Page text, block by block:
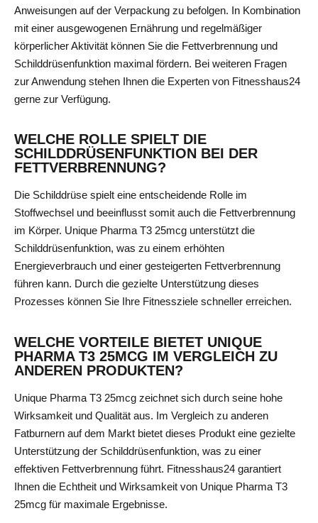
Anweisungen auf der Verpackung zu befolgen. In Kombination
mit einer ausgewogenen Ernährung und regelmäßiger
körperlicher Aktivität können Sie die Fettverbrennung und
Schilddrüsenfunktion maximal fördern. Bei weiteren Fragen
zur Anwendung stehen Ihnen die Experten von Fitnesshaus24
gerne zur Verfügung.
WELCHE ROLLE SPIELT DIE
SCHILDDRÜSENFUNKTION BEI DER
FETTVERBRENNUNG?
Die Schilddrüse spielt eine entscheidende Rolle im
Stoffwechsel und beeinflusst somit auch die Fettverbrennung
im Körper. Unique Pharma T3 25mcg unterstützt die
Schilddrüsenfunktion, was zu einem erhöhten
Energieverbrauch und einer gesteigerten Fettverbrennung
führen kann. Durch die gezielte Unterstützung dieses
Prozesses können Sie Ihre Fitnessziele schneller erreichen.
WELCHE VORTEILE BIETET UNIQUE
PHARMA T3 25MCG IM VERGLEICH ZU
ANDEREN PRODUKTEN?
Unique Pharma T3 25mcg zeichnet sich durch seine hohe
Wirksamkeit und Qualität aus. Im Vergleich zu anderen
Fatburnern auf dem Markt bietet dieses Produkt eine gezielte
Unterstützung der Schilddrüsenfunktion, was zu einer
effektiven Fettverbrennung führt. Fitnesshaus24 garantiert
Ihnen die Echtheit und Wirksamkeit von Unique Pharma T3
25mcg für maximale Ergebnisse.